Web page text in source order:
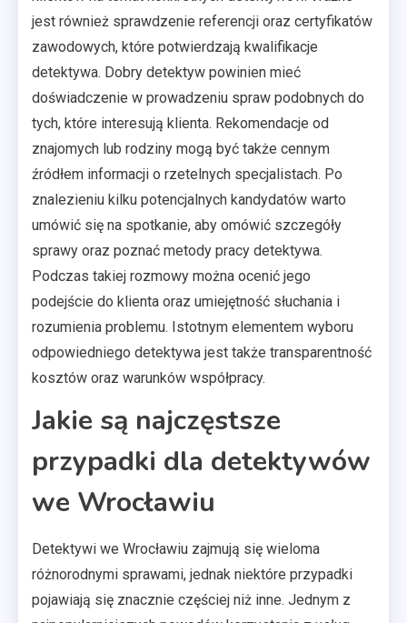
jest również sprawdzenie referencji oraz certyfikatów
zawodowych, które potwierdzają kwalifikacje
detektywa. Dobry detektyw powinien mieć
doświadczenie w prowadzeniu spraw podobnych do
tych, które interesują klienta. Rekomendacje od
znajomych lub rodziny mogą być także cennym
źródłem informacji o rzetelnych specjalistach. Po
znalezieniu kilku potencjalnych kandydatów warto
umówić się na spotkanie, aby omówić szczegóły
sprawy oraz poznać metody pracy detektywa.
Podczas takiej rozmowy można ocenić jego
podejście do klienta oraz umiejętność słuchania i
rozumienia problemu. Istotnym elementem wyboru
odpowiedniego detektywa jest także transparentność
kosztów oraz warunków współpracy.
Jakie są najczęstsze
przypadki dla detektywów
we Wrocławiu
Detektywi we Wrocławiu zajmują się wieloma
różnorodnymi sprawami, jednak niektóre przypadki
pojawiają się znacznie częściej niż inne. Jednym z